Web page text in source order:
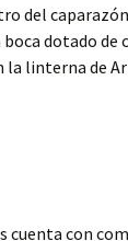
del
dotado de
la linterna de
cuenta con